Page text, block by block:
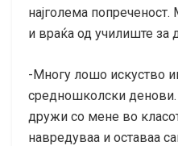
најголема
и враќа од училиште за
-Многу лошо искуство
средношколски денови.
дружи со мене во
навредуваа и оставаа